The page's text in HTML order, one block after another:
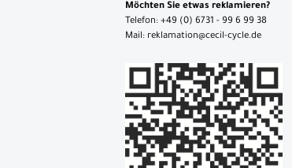
Möchten Sie etwas reklamieren?
Telefon: +49 (0) 6731 - 99 6 99 38
Mail: reklamation@cecil-cycle.de